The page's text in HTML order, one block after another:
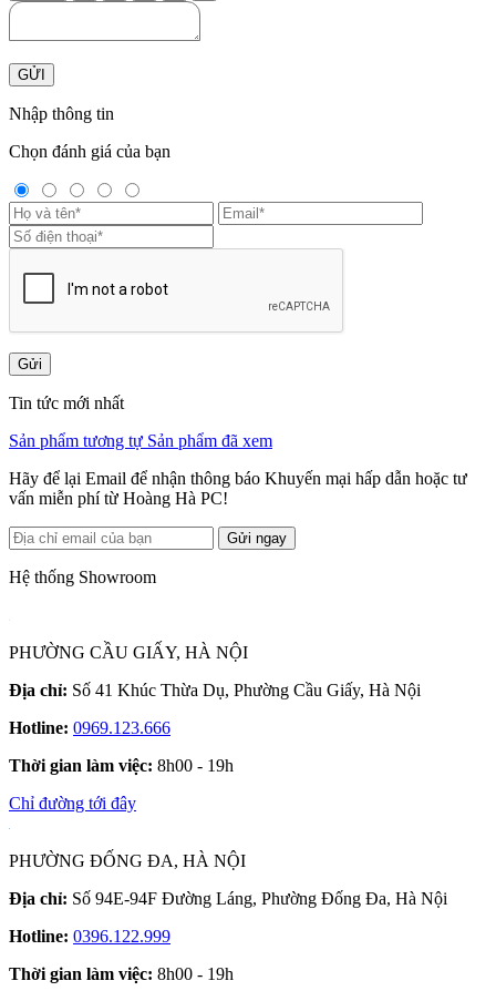
GỬI
Nhập thông tin
Chọn đánh giá của bạn
Gửi
Tin tức mới nhất
Sản phẩm tương tự Sản phẩm đã xem
Hãy để lại Email để nhận thông báo Khuyến mại hấp dẫn hoặc tư
vấn miễn phí từ Hoàng Hà PC!
Gửi ngay
Hệ thống Showroom
PHƯỜNG CẦU GIẤY, HÀ NỘI
Địa chỉ: Số 41 Khúc Thừa Dụ, Phường Cầu Giấy, Hà Nội
Hotline: 0969.123.666
Thời gian làm việc: 8h00 - 19h
Chỉ đường tới đây
PHƯỜNG ĐỐNG ĐA, HÀ NỘI
Địa chỉ: Số 94E-94F Đường Láng, Phường Đống Đa, Hà Nội
Hotline: 0396.122.999
Thời gian làm việc: 8h00 - 19h